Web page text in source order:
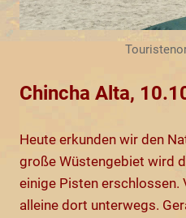
Chincha Alta,
Heute erkunden wir den
große Wüstengebiet wird
einige Pisten
alleine dort unterwegs.